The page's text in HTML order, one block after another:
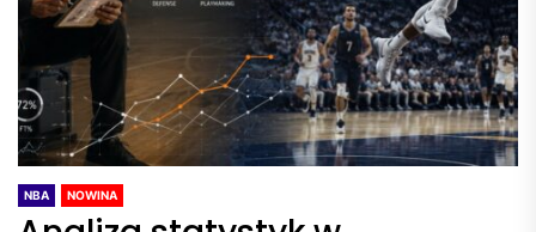
NBA NOWINA